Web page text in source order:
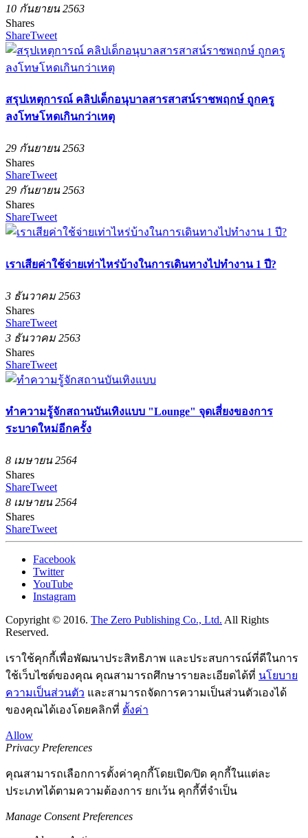
10 กันยายน 2563
Shares
ShareTweet
สรุปเหตุการณ์ คลิปเด็กอนุบาลสารสาสน์ราชพฤกษ์ ถูกครู
ลงโทษโหดเกินกว่าเหตุ
29 กันยายน 2563
Shares
ShareTweet
29 กันยายน 2563
Shares
ShareTweet
เราเสียค่าใช้จ่ายเท่าไหร่บ้างในการเดินทางไปทำงาน 1 ปี?
3 ธันวาคม 2563
Shares
ShareTweet
3 ธันวาคม 2563
Shares
ShareTweet
ทำความรู้จักสถานบันเทิงแบบ "Lounge" จุดเสี่ยงของการ
ระบาดใหม่อีกครั้ง
8 เมษายน 2564
Shares
ShareTweet
8 เมษายน 2564
Shares
ShareTweet
Facebook
Twitter
YouTube
Instagram
Copyright © 2016. The Zero Publishing Co., Ltd. All Rights
Reserved.
เราใช้คุกกี้เพื่อพัฒนาประสิทธิภาพ และประสบการณ์ที่ดีในการ
ใช้เว็บไซต์ของคุณ คุณสามารถศึกษารายละเอียดได้ที่ นโยบาย
ความเป็นส่วนตัว และสามารถจัดการความเป็นส่วนตัวเองได้
ของคุณได้เองโดยคลิกที่ ตั้งค่า
Allow
Privacy Preferences
คุณสามารถเลือกการตั้งค่าคุกกี้โดยเปิด/ปิด คุกกี้ในแต่ละ
ประเภทได้ตามความต้องการ ยกเว้น คุกกี้ที่จำเป็น
Manage Consent Preferences